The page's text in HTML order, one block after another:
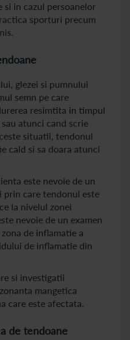
si in cazul persoanelor
sporturi precum
glezei si pumnului
semn pe care
resimtita in timpul
atunci cand scrie
situatii, tendonul
cald si sa doara atunci
este nevoie de un
prin care tendonul este
la nivelul zonei
nevoie de un examen
de inflamatie a
de inflamatie din
si investigatii
mangetica
care este afectata.
de tendoane